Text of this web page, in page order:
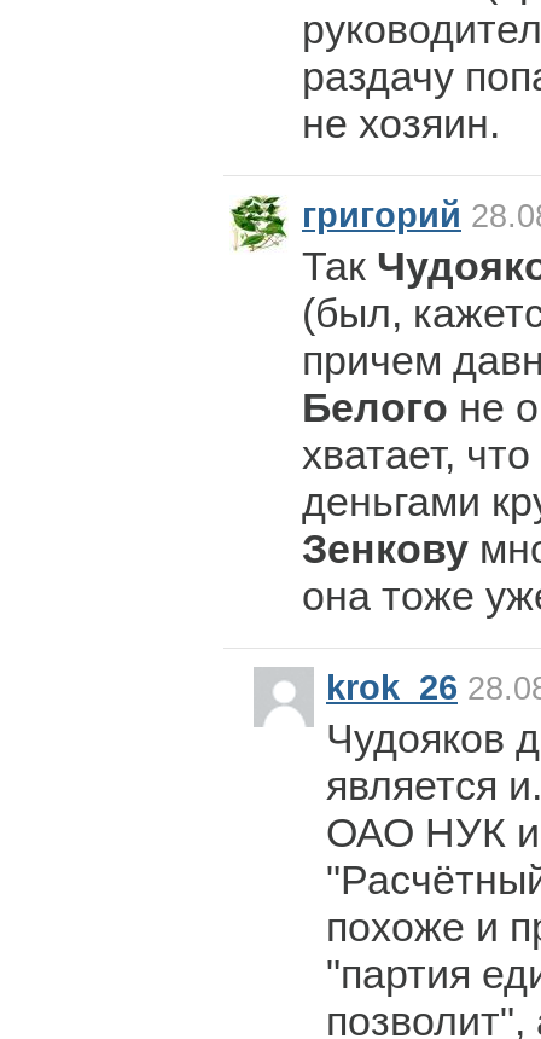
раздачу
не хозяин.
григорий
Так
(был,
причем
Белого не
хватает,
деньгами
Зенкову
она тоже
krok_26
Чудояков
является
ОАО НУК
похоже и
"партия